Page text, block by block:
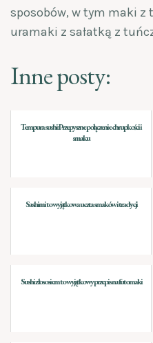
sposobów, w tym maki z
uramaki z sałatką z
Inne posty:
Tempura sushi: Przepyszne połączenie chrupkości i
smaku
Sashimi to wyjątkowa uczta smaków i tradycji
Sushi z łososiem to wyjątkowy przepis na futomaki